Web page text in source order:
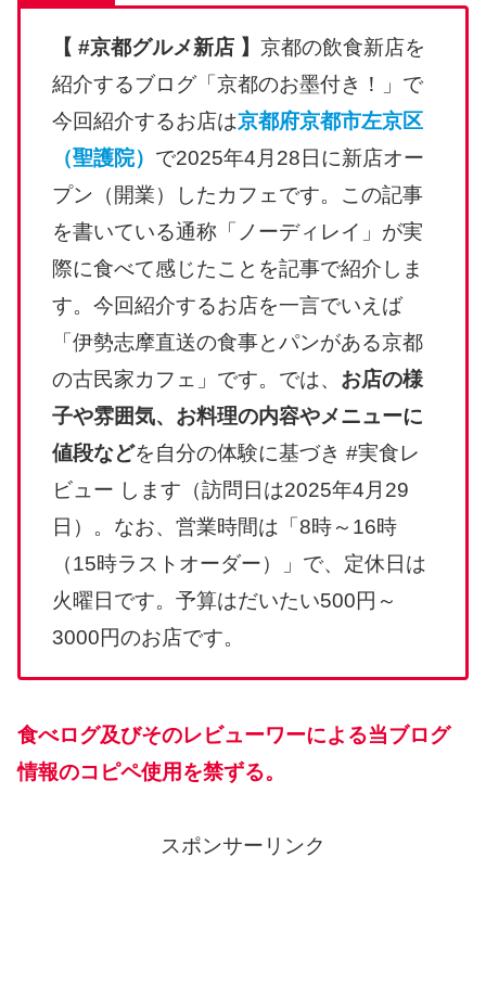
【 #京都グルメ新店 】 京都の飲食新店を
紹介するブログ「京都のお墨付き！」で
今回紹介するお店は京都府京都市左京区
（聖護院） で2025年4月28日に新店オー
プン（開業）したカフェです。この記事
を書いている通称「ノーディレイ」が実
際に食べて感じたことを記事で紹介しま
す。今回紹介するお店を一言でいえば
「伊勢志摩直送の食事とパンがある京都
の古民家カフェ」です。では、 お店の様
子や雰囲気、お料理の内容やメニューに
値段などを自分の体験に基づき #実食レ
ビュー します（訪問日は2025年4月29
日）。なお、営業時間は「8時～16時
（15時ラストオーダー）」で、定休日は
火曜日です。予算はだいたい500円～
3000円のお店です。
食べログ及びそのレビューワーによる当ブログ
情報のコピペ使用を禁ずる。
スポンサーリンク